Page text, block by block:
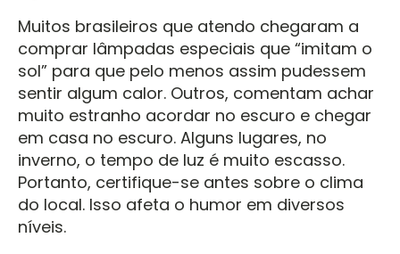
Muitos brasileiros que atendo chegaram a
comprar lâmpadas especiais que “imitam o
sol” para que pelo menos assim pudessem
sentir algum calor. Outros, comentam achar
muito estranho acordar no escuro e chegar
em casa no escuro. Alguns lugares, no
inverno, o tempo de luz é muito escasso.
Portanto, certifique-se antes sobre o clima
do local. Isso afeta o humor em diversos
níveis.